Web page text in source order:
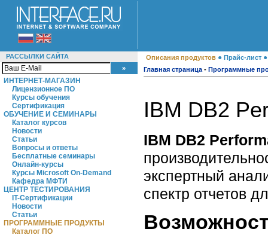
РАССЫЛКИ САЙТА
ИНТЕРНЕТ-МАГАЗИН
Лицензионное ПО
Курсы обучения
Сертификация
ОБУЧЕНИЕ И СЕМИНАРЫ
Каталог курсов
Новости
Статьи
Вопросы и ответы
Бесплатные семинары
Онлайн-курсы
Курсы Microsoft On-Demand
Кафедра МФТИ
ЦЕНТР ТЕСТИРОВАНИЯ
IT-Сертификации
Новости
Статьи
ПРОГРАММНЫЕ ПРОДУКТЫ
Каталог ПО
Описания продуктов ● Прайс-лист
Главная страница - Программные
IBM DB2
IBM DB2
экспертный
спектр отчетов